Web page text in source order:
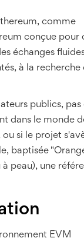
comme
conçue pour
échanges
à la recherche
publics, pas
dans le monde
si le projet
baptisée
peau), une
EVM